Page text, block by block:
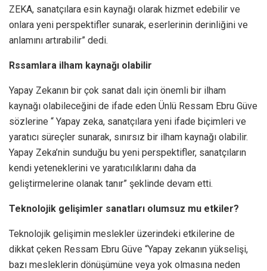
ZEKA, sanatçılara esin kaynağı olarak hizmet edebilir ve
onlara yeni perspektifler sunarak, eserlerinin derinliğini ve
anlamını artırabilir” dedi.
Rssamlara ilham kaynağı olabilir
Yapay Zekanın bir çok sanat dalı için önemli bir ilham
kaynağı olabileceğini de ifade eden Ünlü Ressam Ebru Güve
sözlerine “ Yapay zeka, sanatçılara yeni ifade biçimleri ve
yaratıcı süreçler sunarak, sınırsız bir ilham kaynağı olabilir.
Yapay Zeka’nin sunduğu bu yeni perspektifler, sanatçıların
kendi yeteneklerini ve yaratıcılıklarını daha da
geliştirmelerine olanak tanır” şeklinde devam etti.
Teknolojik gelişimler sanatları olumsuz mu etkiler?
Teknolojik gelişimin meslekler üzerindeki etkilerine de
dikkat çeken Ressam Ebru Güve “Yapay zekanın yükselişi,
bazı mesleklerin dönüşümüne veya yok olmasına neden